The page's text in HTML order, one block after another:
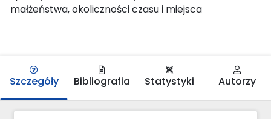
małżeństwa, okoliczności czasu i miejsca
Szczegóły Bibliografia Statystyki Autorzy